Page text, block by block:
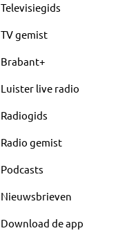
Televisiegids
TV gemist
Brabant+
Luister live radio
Radiogids
Radio gemist
Podcasts
Nieuwsbrieven
Download de app